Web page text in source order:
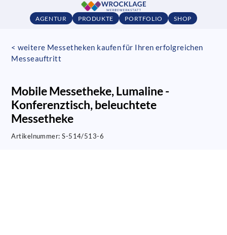
AGENTUR PRODUKTE PORTFOLIO SHOP
< weitere Messetheken kaufen für Ihren erfolgreichen
Messeauftritt
Mobile Messetheke, Lumaline -
Konferenztisch, beleuchtete
Messetheke
Artikelnummer:S-514/513-6